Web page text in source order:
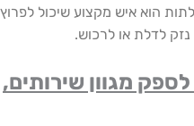
איש מקצוע שיכול לפרוץ
או לרכוש.
מגוון שירותים,